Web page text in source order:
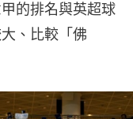
的排名與英超球
、比較「佛